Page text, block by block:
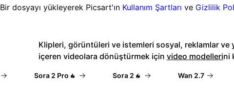
Bir dosyayı yükleyerek Picsart'ın Kullanım Şartları ve Gizlilik
Klipleri, görüntüleri ve istemleri sosyal, reklamlar ve
içeren videolara dönüştürmek için video modellerini
Sora 2 Pro Sora 2 Wan 2.7